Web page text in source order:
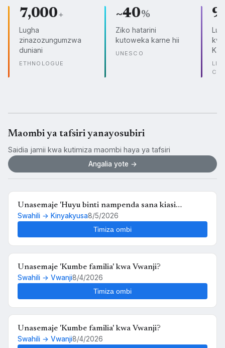
7,000+
Lugha
zinazozungumzwa
duniani
ETHNOLOGUE
~40%
Ziko hatarini
kutoweka karne hii
UNESCO
Maombi ya tafsiri yanayosubiri
Saidia jamii kwa kutimiza maombi haya ya tafsiri
Angalia yote →
Unasemaje 'Huyu binti nampenda sana kiasi
kwamba nikimuona tu nahisi kuchanganyikiwa' kwa
Swahili → Kinyakyusa8/5/2026
Timiza ombi
Unasemaje 'Kumbe familia' kwa Vwanji?
Swahili → Vwanji8/4/2026
Timiza ombi
Unasemaje 'Kumbe familia' kwa Vwanji?
Swahili → Vwanji8/4/2026